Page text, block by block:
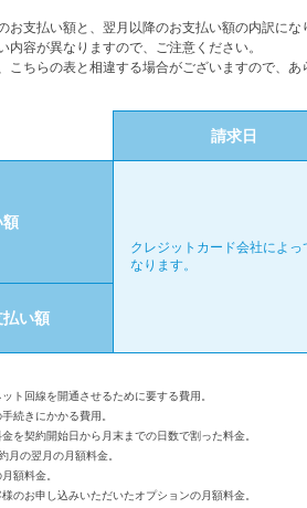
お支払い額と、翌月以降のお支払い額の内訳にな
容が異なりますので、ご注意ください。
ちらの表と相違する場合がございますので、あ
請求日
額
クレジットカード会社によっ
なります。
払い額
ト回線を開通させるために要する費用。
続きにかかる費用。
を契約開始日から月末までの日数で割った料金。
月の翌月の月額料金。
額料金。
のお申し込みいただいたオプションの月額料金。